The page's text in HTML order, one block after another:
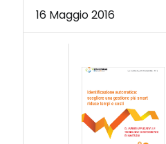
16 Maggio 2016